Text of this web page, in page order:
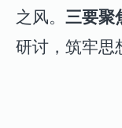
之风。 三要聚
研讨，筑牢思